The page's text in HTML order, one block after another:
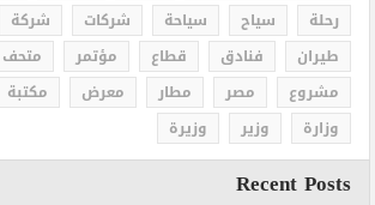
رحلة
سياح سياحة شركات شركة
طيران
فنادق قطاع مؤتمر متحف
مشروع
مصر مطار معرض مكتبة
وزارة
وزير وزيرة
Recent Posts